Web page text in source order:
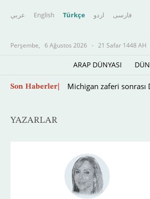
عربي English Türkçe اردو فارسى
Perşembe, 6 Ağustos 2026 - 21 Safar 1448 AH
ARAP DÜNYASI
Son Haberler Suudi Arabistan,
YAZARLAR